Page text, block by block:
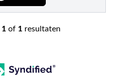
1of 1resultaten